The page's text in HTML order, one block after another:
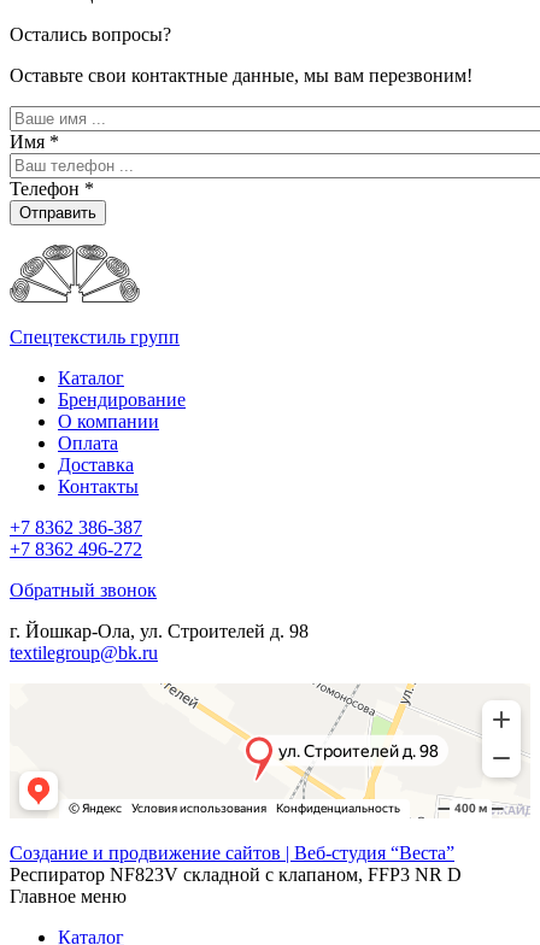
Остались вопросы?
Оставьте свои контактные данные, мы вам перезвоним!
Имя *
Телефон *
Отправить
Спецтекстиль групп
Каталог
Брендирование
О компании
Оплата
Доставка
Контакты
+7 8362 386-387
+7 8362 496-272
Обратный звонок
г. Йошкар-Ола, ул. Строителей д. 98
textilegroup@bk.ru
Создание и продвижение сайтов | Веб-студия “Веста”
Респиратор NF823V складной с клапаном, FFP3 NR D
Главное меню
Каталог